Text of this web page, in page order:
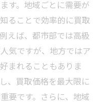
す。地域ごとに需要が
ることで効率的に買取
えば、都市部では高級
気ですが、地方ではア
まれることもありま
、買取価格を最大限に
要です。さらに、地域